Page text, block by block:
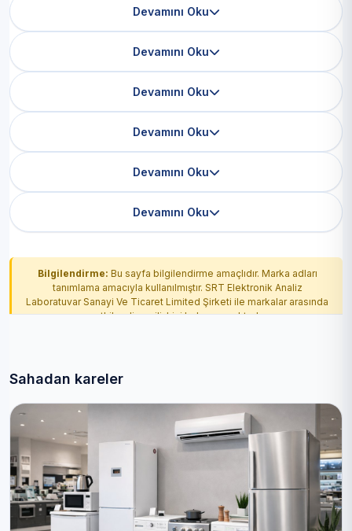
Devamını Oku
Devamını Oku
Devamını Oku
Devamını Oku
Devamını Oku
Devamını Oku
Bilgilendirme: Bu sayfa bilgilendirme amaçlıdır. Marka adları
tanımlama amacıyla kullanılmıştır. SRT Elektronik Analiz
Laboratuvar Sanayi Ve Ticaret Limited Şirketi ile markalar arasında
yetkilendirme ilişkisi bulunmamaktadır.
Sahadan kareler